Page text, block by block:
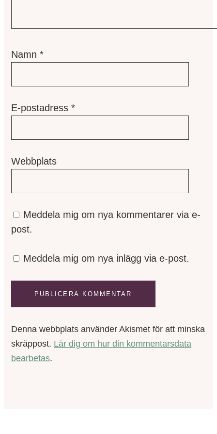
Namn *
E-postadress *
Webbplats
Meddela mig om nya kommentarer via e-
post.
Meddela mig om nya inlägg via e-post.
Denna webbplats använder Akismet för att minska
skräppost. Lär dig om hur din kommentarsdata
bearbetas.